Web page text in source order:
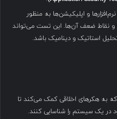
و اپلیکیشن‌ها به منظور
و نقاط ضعف آن‌ها. این تست می‌تواند
استاتیک و دینامیک باشد.
که به هکرهای اخلاقی کمک می‌کند تا
یک سیستم را شناسایی کنند.